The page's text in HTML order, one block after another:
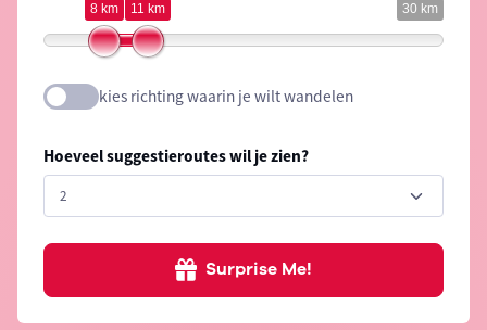
30 km
8 km 11 km
kies richting waarin je wilt wandelen
Hoeveel suggestieroutes wil je zien?
Surprise Me!